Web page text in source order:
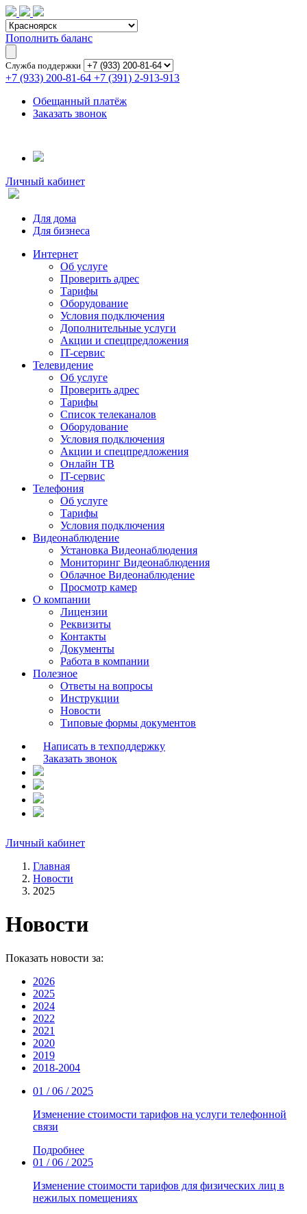
Пополнить баланс
Служба поддержки
+7 (933) 200-81-64 +7 (391) 2-913-913
Обещанный платёж
Заказать звонок
Личный кабинет
Для дома
Для бизнеса
Интернет
Об услуге
Проверить адрес
Тарифы
Оборудование
Условия подключения
Дополнительные услуги
Акции и спецпредложения
IT-сервис
Телевидение
Об услуге
Проверить адрес
Тарифы
Список телеканалов
Оборудование
Условия подключения
Акции и спецпредложения
Онлайн ТВ
IT-сервис
Телефония
Об услуге
Тарифы
Условия подключения
Видеонаблюдение
Установка Видеонаблюдения
Мониторинг Видеонаблюдения
Облачное Видеонаблюдение
Просмотр камер
О компании
Лицензии
Реквизиты
Контакты
Документы
Работа в компании
Полезное
Ответы на вопросы
Инструкции
Новости
Типовые формы документов
Написать в техподдержку
Заказать звонок
Личный кабинет
Главная
Новости
2025
Новости
Показать новости за:
2026
2025
2024
2022
2021
2020
2019
2018-2004
01 / 06 / 2025
Изменение стоимости тарифов на услуги телефонной
связи
Подробнее
01 / 06 / 2025
Изменение стоимости тарифов для физических лиц в
нежилых помещениях